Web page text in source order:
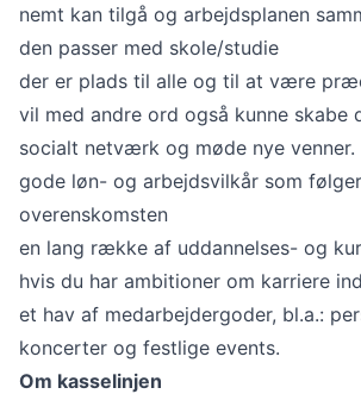
nemt kan tilgå og arbejdsplanen
den passer med skole/studie
der er plads til alle og til at være
vil med andre ord også kunne skabe
socialt netværk og møde nye venner.
gode løn- og arbejdsvilkår som følger
overenskomsten
en lang række af uddannelses- og
hvis du har ambitioner om karriere
et hav af medarbejdergoder, bl.a.:
koncerter og festlige events.
Om kasselinjen